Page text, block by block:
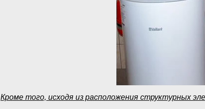
Кроме того, исходя из расположения структурных